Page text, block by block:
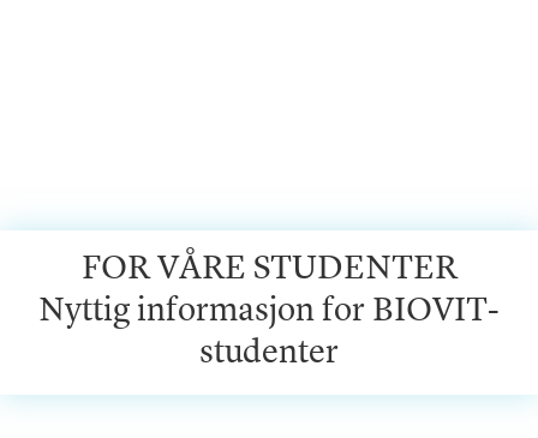
FOR VÅRE STUDENTER
Nyttig informasjon for BIOVIT-
studenter